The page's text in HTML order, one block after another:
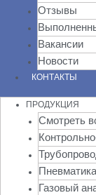
Отзывы
Вакансии
Новости
КОНТАКТЫ
ПРОДУКЦИЯ
Смотреть
Пневматика
Газовый